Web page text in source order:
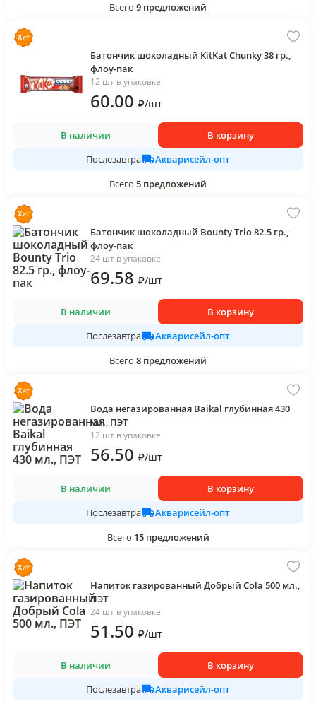
Всего 9 предложений
Батончик шоколадный KitKat Chunky 38 гр.,
флоу-пак
12 шт в упаковке
60.00 ₽/шт
В наличии
В корзину
Послезавтра
Акварисейл-опт
Всего 5 предложений
Батончик шоколадный Bounty Trio 82.5 гр.,
флоу-пак
24 шт в упаковке
69.58 ₽/шт
В наличии
В корзину
Послезавтра
Акварисейл-опт
Всего 8 предложений
Вода негазированная Baikal глубинная 430
мл., ПЭТ
12 шт в упаковке
56.50 ₽/шт
В наличии
В корзину
Послезавтра
Акварисейл-опт
Всего 15 предложений
Напиток газированный Добрый Cola 500 мл.,
ПЭТ
24 шт в упаковке
51.50 ₽/шт
В наличии
В корзину
Послезавтра
Акварисейл-опт